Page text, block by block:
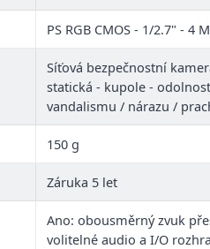
PS RGB CMOS - 1/2.7" - 4
Síťová bezpečnostní
statická - kupole -
vandalismu / nárazu /
150 g
Záruka 5 let
Ano: obousměrný zvuk
volitelné audio a I/O